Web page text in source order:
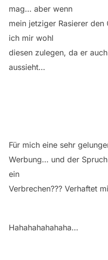
mag… aber wenn
mein jetziger Rasierer
ich mir wohl
diesen zulegen, da er
aussieht…
Für mich eine sehr
Werbung… und der
ein
Verbrechen??? Verhaftet
Hahahahahahaha…